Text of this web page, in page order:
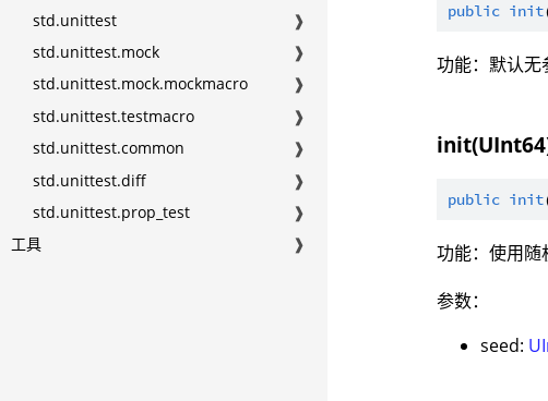
std.unittest
❱
std.unittest.mock
❱
std.unittest.mock.mockmacro
❱
std.unittest.testmacro
❱
std.unittest.common
❱
std.unittest.diff
❱
std.unittest.prop_test
❱
工具
❱
public init
功能：默认无
public init
功能：使用随
参数：
seed: